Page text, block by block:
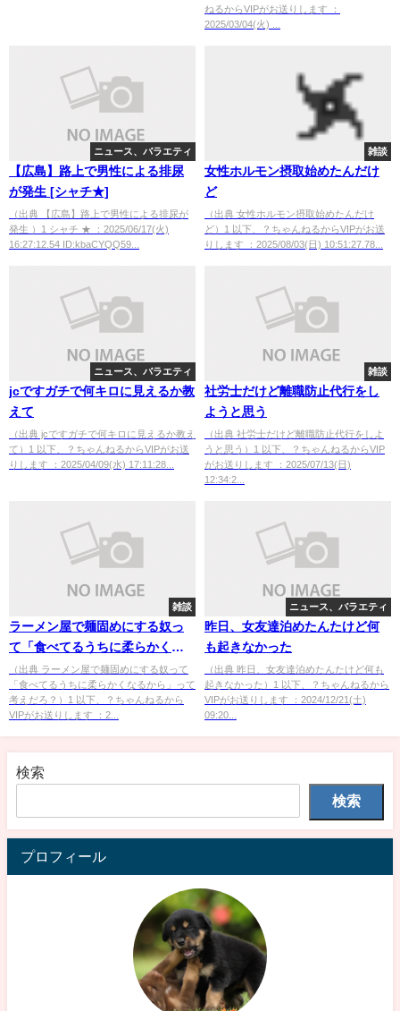
ねるからVIPがお送りします ：
2025/03/04(火) ...
ニュース、バラエティ
【広島】路上で男性による排尿
が発生 [シャチ★]
（出典 【広島】路上で男性による排尿が
発生 ）1 シャチ ★ ：2025/06/17(火)
16:27:12.54 ID:kbaCYQQ59...
雑談
女性ホルモン摂取始めたんだけ
ど
（出典 女性ホルモン摂取始めたんだけ
ど）1 以下、？ちゃんねるからVIPがお送
りします ：2025/08/03(日) 10:51:27.78...
ニュース、バラエティ
jcですガチで何キロに見えるか教
えて
（出典 jcですガチで何キロに見えるか教え
て）1 以下、？ちゃんねるからVIPがお送
りします ：2025/04/09(水) 17:11:28...
雑談
社労士だけど離職防止代行をし
ようと思う
（出典 社労士だけど離職防止代行をしよ
うと思う）1 以下、？ちゃんねるからVIP
がお送りします ：2025/07/13(日)
12:34:2...
雑談
ラーメン屋で麺固めにする奴っ
て「食べてるうちに柔らかくな
るから」って考えだろ？
（出典 ラーメン屋で麺固めにする奴って
「食べてるうちに柔らかくなるから」って
考えだろ？）1 以下、？ちゃんねるから
VIPがお送りします ：2...
ニュース、バラエティ
昨日、女友達泊めたんたけど何
も起きなかった
（出典 昨日、女友達泊めたんたけど何も
起きなかった）1 以下、？ちゃんねるから
VIPがお送りします ：2024/12/21(土)
09:20...
検索
検索
プロフィール